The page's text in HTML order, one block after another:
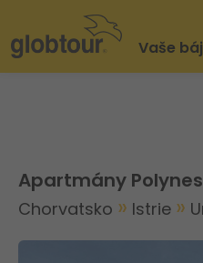
Vaše
Apartmány
Chorvatsko Istrie